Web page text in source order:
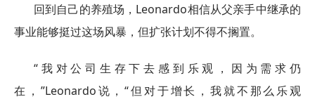
回到自己的养殖场，Leonardo相信从父亲手中继承的
事业能够挺过这场风暴，但扩张计划不得不搁置。
“我对公司生存下去感到乐观，因为需求仍
在，”Leonardo说，“但对于增长，我就不那么乐观